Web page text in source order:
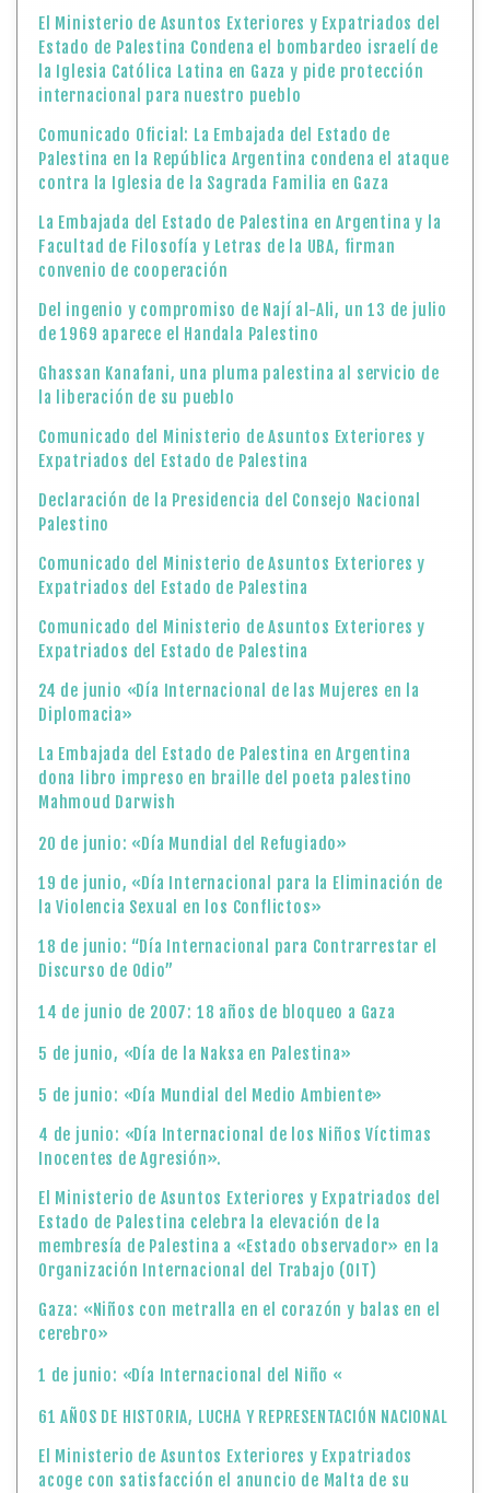
El Ministerio de Asuntos Exteriores y Expatriados del
Estado de Palestina Condena el bombardeo israelí de
la Iglesia Católica Latina en Gaza y pide protección
internacional para nuestro pueblo
Comunicado Oficial: La Embajada del Estado de
Palestina en la República Argentina condena el ataque
contra la Iglesia de la Sagrada Familia en Gaza
La Embajada del Estado de Palestina en Argentina y la
Facultad de Filosofía y Letras de la UBA, firman
convenio de cooperación
Del ingenio y compromiso de Nají al-Ali, un 13 de julio
de 1969 aparece el Handala Palestino
Ghassan Kanafani, una pluma palestina al servicio de
la liberación de su pueblo
Comunicado del Ministerio de Asuntos Exteriores y
Expatriados del Estado de Palestina
Declaración de la Presidencia del Consejo Nacional
Palestino
Comunicado del Ministerio de Asuntos Exteriores y
Expatriados del Estado de Palestina
Comunicado del Ministerio de Asuntos Exteriores y
Expatriados del Estado de Palestina
24 de junio «Día Internacional de las Mujeres en la
Diplomacia»
La Embajada del Estado de Palestina en Argentina
dona libro impreso en braille del poeta palestino
Mahmoud Darwish
20 de junio: «Día Mundial del Refugiado»
19 de junio, «Día Internacional para la Eliminación de
la Violencia Sexual en los Conflictos»
18 de junio: “Día Internacional para Contrarrestar el
Discurso de Odio”
14 de junio de 2007: 18 años de bloqueo a Gaza
5 de junio, «Día de la Naksa en Palestina»
5 de junio: «Día Mundial del Medio Ambiente»
4 de junio: «Día Internacional de los Niños Víctimas
Inocentes de Agresión».
El Ministerio de Asuntos Exteriores y Expatriados del
Estado de Palestina celebra la elevación de la
membresía de Palestina a «Estado observador» en la
Organización Internacional del Trabajo (OIT)
Gaza: «Niños con metralla en el corazón y balas en el
cerebro»
1 de junio: «Día Internacional del Niño «
61 AÑOS DE HISTORIA, LUCHA Y REPRESENTACIÓN NACIONAL
El Ministerio de Asuntos Exteriores y Expatriados
acoge con satisfacción el anuncio de Malta de su